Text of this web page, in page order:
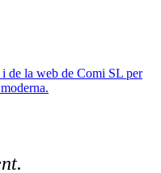
de la web de Comi SL per
.